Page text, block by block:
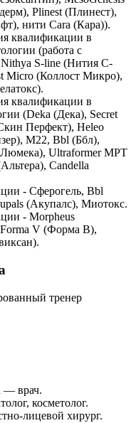
Plinest (Плинест),
нити Cara (Кара)).
квалификации в
(работа с
S-line (Нития С-
Micro (Коллост Микро),
квалификации в
(Deka (Дека), Secret
Перфект), Heleo
М22, Bbl (Ббл),
Ultraformer MPT
Candella
- Сферогель, Bbl
(Акупалс), Миотокс.
‐ Morpheus
V (Форма В),
тренер
врач.
косметолог.
лицевой хирург.